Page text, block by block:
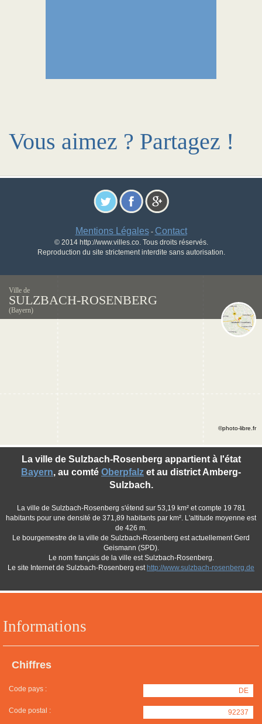
Vous aimez ? Partagez !
Mentions Légales- Contact
© 2014 http://www.villes.co. Tous droits réservés.
Reproduction du site strictement interdite sans autorisation.
Ville de
SULZBACH-ROSENBERG
(Bayern)
Informations
Chiffres
Code pays : DE
Code postal : 92237
La ville de Sulzbach-Rosenberg appartient à l'état
Bayern, au comté Oberpfalz et au district Amberg-
Sulzbach.
La ville de Sulzbach-Rosenberg s'étend sur 53,19 km² et compte 19 781
habitants pour une densité de 371,89 habitants par km². L'altitude moyenne est
de 426 m.
Le bourgemestre de la ville de Sulzbach-Rosenberg est actuellement Gerd
Geismann (SPD).
Le nom français de la ville est Sulzbach-Rosenberg.
Le site Internet de Sulzbach-Rosenberg est http://www.sulzbach-rosenberg.de
©photo-libre.fr